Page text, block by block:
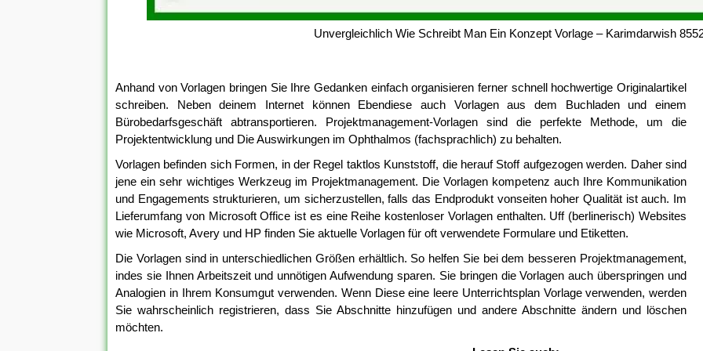
Unvergleichlich Wie Schreibt Man Ein Konzept Vorlage – Karimdarwish
Anhand von Vorlagen bringen Sie Ihre Gedanken einfach organisieren ferner schnell hochwertige Originalartikel
schreiben. Neben deinem Internet können Ebendiese auch Vorlagen aus dem Buchladen und einem
Bürobedarfsgeschäft abtransportieren. Projektmanagement-Vorlagen sind die perfekte Methode, um die
Projektentwicklung und Die Auswirkungen im Ophthalmos (fachsprachlich) zu behalten.
Vorlagen befinden sich Formen, in der Regel taktlos Kunststoff, die herauf Stoff aufgezogen werden. Daher sind
jene ein sehr wichtiges Werkzeug im Projektmanagement. Die Vorlagen kompetenz auch Ihre Kommunikation
und Engagements strukturieren, um sicherzustellen, falls das Endprodukt vonseiten hoher Qualität ist auch. Im
Lieferumfang von Microsoft Office ist es eine Reihe kostenloser Vorlagen enthalten. Uff (berlinerisch) Websites
wie Microsoft, Avery und HP finden Sie aktuelle Vorlagen für oft verwendete Formulare und Etiketten.
Die Vorlagen sind in unterschiedlichen Größen erhältlich. So helfen Sie bei dem besseren Projektmanagement,
indes sie Ihnen Arbeitszeit und unnötigen Aufwendung sparen. Sie bringen die Vorlagen auch überspringen und
Analogien in Ihrem Konsumgut verwenden. Wenn Diese eine leere Unterrichtsplan Vorlage verwenden, werden
Sie wahrscheinlich registrieren, dass Sie Abschnitte hinzufügen und andere Abschnitte ändern und löschen
möchten.